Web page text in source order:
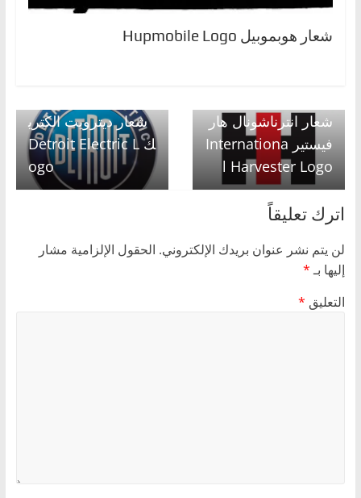
شعار هوبموبيل Hupmobile Logo
شعار انترناشونال هار
فيستير Internationa
l Harvester Logo
شعار ديترويت الكتري
ك Detroit Electric L
ogo
اترك تعليقاً
لن يتم نشر عنوان بريدك الإلكتروني. الحقول الإلزامية مشار
إليها بـ*
التعليق *